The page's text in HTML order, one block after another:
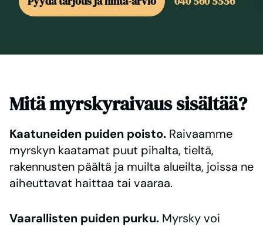
Mitä myrskyraivaus sisältää?
Kaatuneiden puiden poisto. Raivaamme
myrskyn kaatamat puut pihalta, tieltä,
rakennusten päältä ja muilta alueilta, joissa ne
aiheuttavat haittaa tai vaaraa.
Vaarallisten puiden purku. Myrsky voi